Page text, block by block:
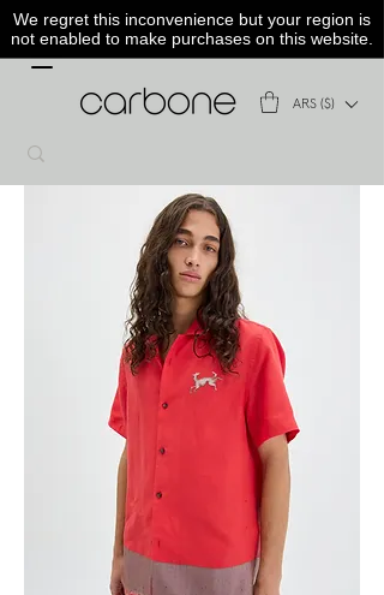
We regret this inconvenience but your region is
not enabled to make purchases on this website.
ARS ($)